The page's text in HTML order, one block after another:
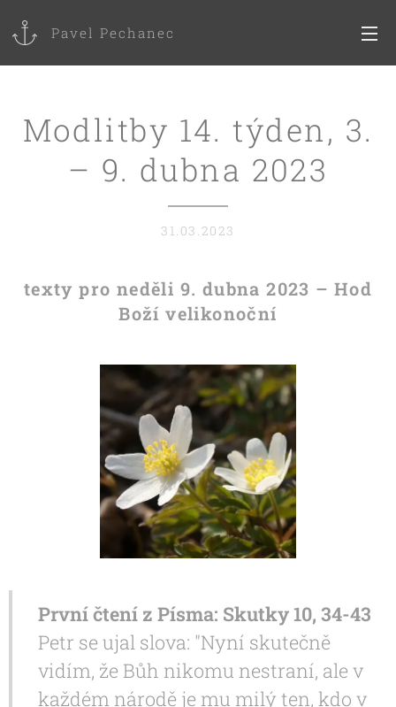
Pavel Pechanec
Modlitby 14. týden, 3.
– 9. dubna 2023
31.03.2023
texty pro neděli 9. dubna 2023 – Hod
Boží velikonoční
První čtení z Písma: Skutky 10, 34-43
Petr se ujal slova: "Nyní skutečně
vidím, že Bůh nikomu nestraní, ale v
každém národě je mu milý ten, kdo v